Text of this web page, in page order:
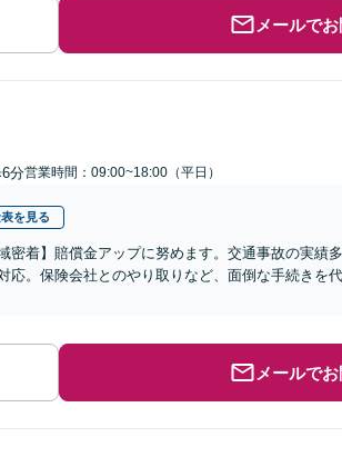
メールで
分営業時間：09:00~18:00（平日）
を見る
密着】賠償金アップに努めます。交通事故の実績
応。保険会社とのやり取りなど、面倒な手続きを
メールで